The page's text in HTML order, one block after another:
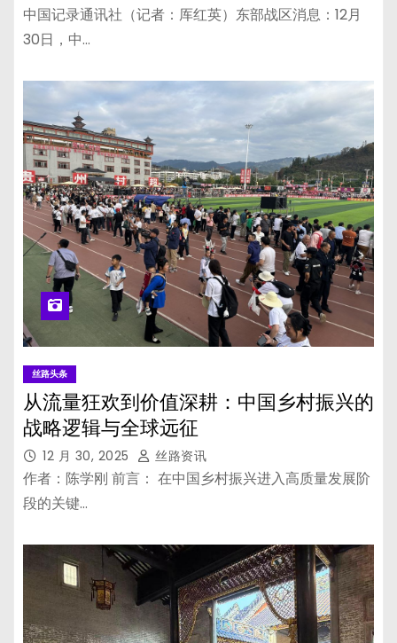
中国记录通讯社（记者：厍红英）东部战区消息：12月
30日，中…
丝路头条
从流量狂欢到价值深耕：中国乡村振兴的
战略逻辑与全球远征
12 月 30, 2025 丝路资讯
作者：陈学刚 前言： 在中国乡村振兴进入高质量发展阶
段的关键…